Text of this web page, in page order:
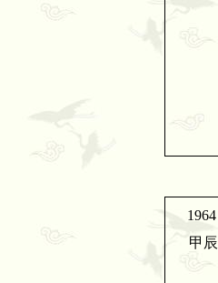
1964
甲辰